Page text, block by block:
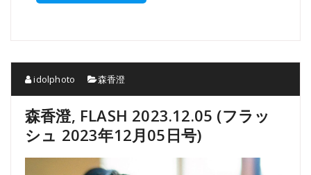
idolphoto 森香澄
森香澄, FLASH 2023.12.05 (フラッ
シュ 2023年12月05日号)